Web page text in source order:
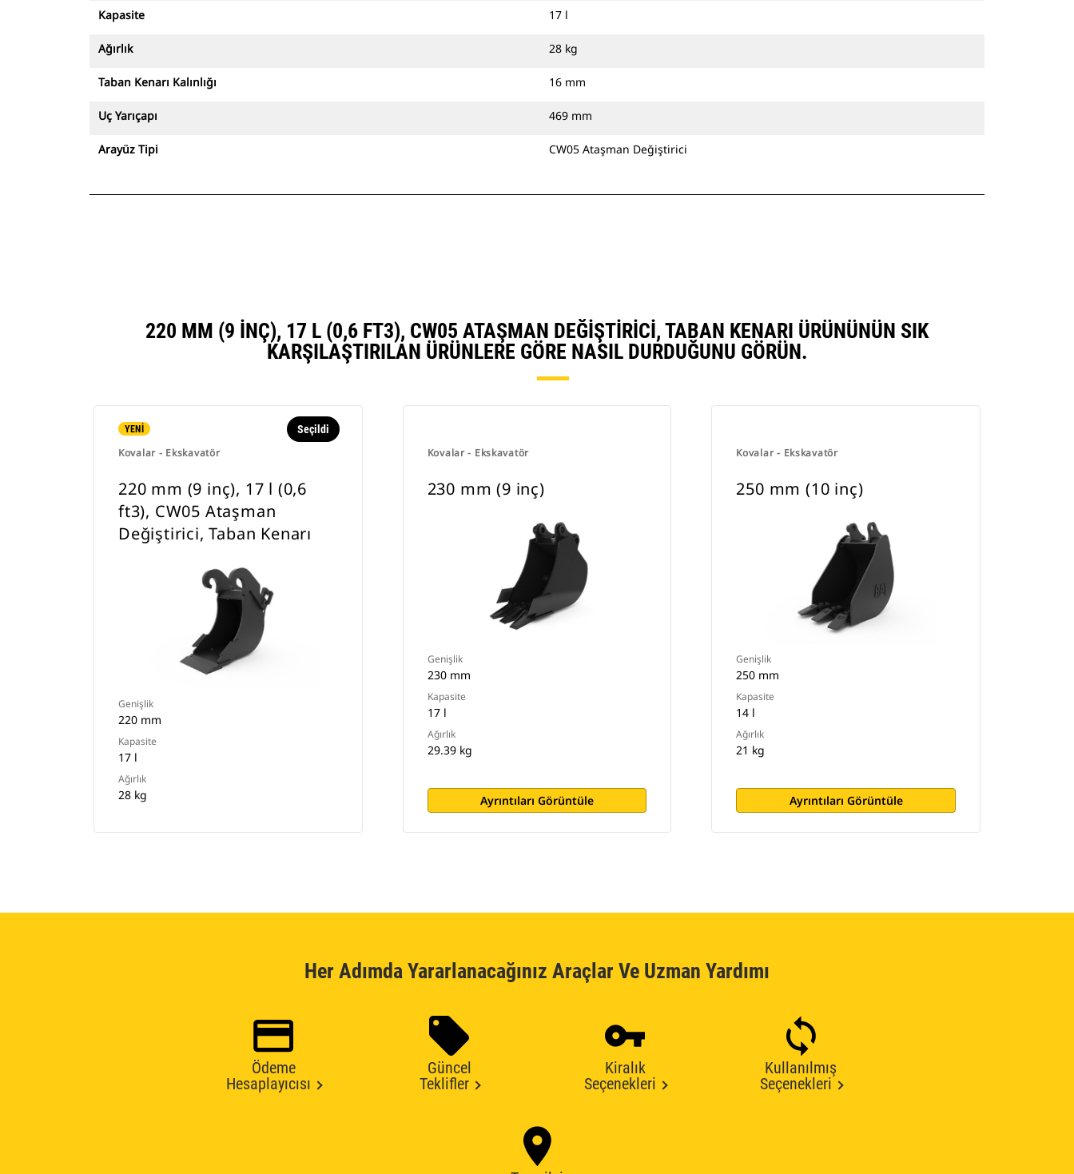
Kapasite 17 l
Ağırlık 28 kg
Taban Kenarı Kalınlığı 16 mm
Uç Yarıçapı 469 mm
Arayüz Tipi CW05 Ataşman Değiştirici
220 MM (9 INÇ), 17 L (0,6 FT3), CW05 ATAŞMAN DEĞIŞTIRICI, TABAN KENARI ÜRÜNÜNÜN SIK
KARŞILAŞTIRILAN ÜRÜNLERE GÖRE NASIL DURDUĞUNU GÖRÜN.
YENİ
Kovalar - Ekskavatör
Seçildi
220 mm (9 inç), 17 l (0,6
ft3), CW05 Ataşman
Değiştirici, Taban Kenarı
Genişlik
220 mm
Kapasite
17 l
Ağırlık
28 kg
Kovalar - Ekskavatör
230 mm (9 inç)
Genişlik
230 mm
Kapasite
17 l
Ağırlık
29.39 kg
Ayrıntıları Görüntüle
Kovalar - Ekskavatör
250 mm (10 inç)
Genişlik
250 mm
Kapasite
14 l
Ağırlık
21 kg
Ayrıntıları Görüntüle
Her Adımda Yararlanacağınız Araçlar Ve Uzman Yardımı
Ödeme
Hesaplayıcısı
Güncel
Teklifler
Kiralık
Seçenekleri
Kullanılmış
Seçenekleri